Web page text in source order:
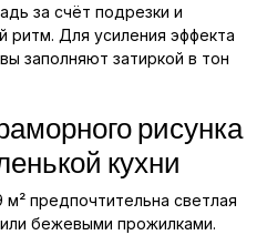
за счёт подрезки и
ритм. Для усиления эффекта
заполняют затиркой в тон
рисунка
кухни
предпочтительна светлая
бежевыми прожилками.